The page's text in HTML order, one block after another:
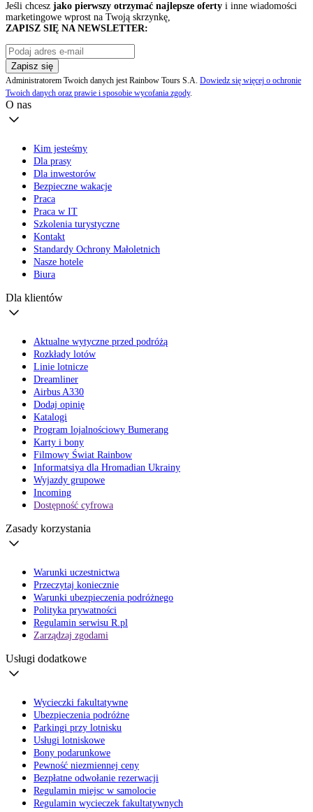
Jeśli chcesz jako pierwszy otrzymać najlepsze oferty i inne wiadomości
marketingowe wprost na Twoją skrzynkę,
ZAPISZ SIĘ NA NEWSLETTER:
Zapisz się
Administratorem Twoich danych jest Rainbow Tours S.A. Dowiedz się więcej o ochronie
Twoich danych oraz prawie i sposobie wycofania zgody.
O nas
Kim jesteśmy
Dla prasy
Dla inwestorów
Bezpieczne wakacje
Praca
Praca w IT
Szkolenia turystyczne
Kontakt
Standardy Ochrony Małoletnich
Nasze hotele
Biura
Dla klientów
Aktualne wytyczne przed podróżą
Rozkłady lotów
Linie lotnicze
Dreamliner
Airbus A330
Dodaj opinię
Katalogi
Program lojalnościowy Bumerang
Karty i bony
Filmowy Świat Rainbow
Informatsiya dla Hromadian Ukrainy
Wyjazdy grupowe
Incoming
Dostępność cyfrowa
Zasady korzystania
Warunki uczestnictwa
Przeczytaj koniecznie
Warunki ubezpieczenia podróżnego
Polityka prywatności
Regulamin serwisu R.pl
Zarządzaj zgodami
Usługi dodatkowe
Wycieczki fakultatywne
Ubezpieczenia podróżne
Parkingi przy lotnisku
Usługi lotniskowe
Bony podarunkowe
Pewność niezmiennej ceny
Bezpłatne odwołanie rezerwacji
Regulamin miejsc w samolocie
Regulamin wycieczek fakultatywnych